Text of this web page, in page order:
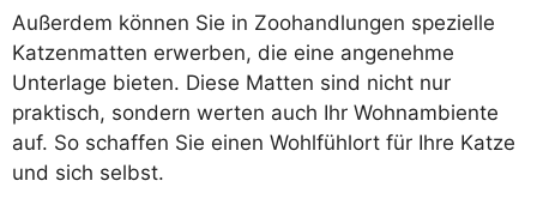
Außerdem können Sie in Zoohandlungen spezielle
Katzenmatten erwerben, die eine angenehme
Unterlage bieten. Diese Matten sind nicht nur
praktisch, sondern werten auch Ihr Wohnambiente
auf. So schaffen Sie einen Wohlfühlort für Ihre Katze
und sich selbst.